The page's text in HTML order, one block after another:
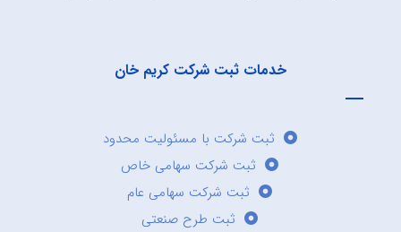
خدمات ثبت شرکت کریم خان
ثبت شرکت با مسئولیت محدود
ثبت شرکت سهامی خاص
ثبت شرکت سهامی عام
ثبت طرح صنعتی